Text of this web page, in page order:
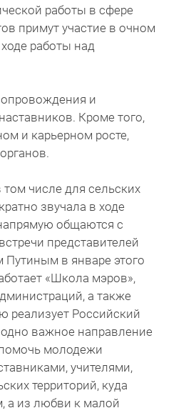
работы в сфере
примут участие в очном
работы над
и
Кроме того,
и карьерном росте,
числе для сельских
звучала в ходе
общаются с
представителей
в январе этого
«Школа мэров»,
а также
реализует Российский
важное направление
молодежи
учителями,
территорий, куда
а из любви к малой